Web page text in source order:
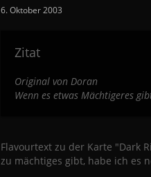
6. Oktober 2003
Zitat
Original von Doran
Wenn es etwas Mächtigeres
Flavourtext zu der Karte "Dark
zu mächtiges gibt, habe ich es